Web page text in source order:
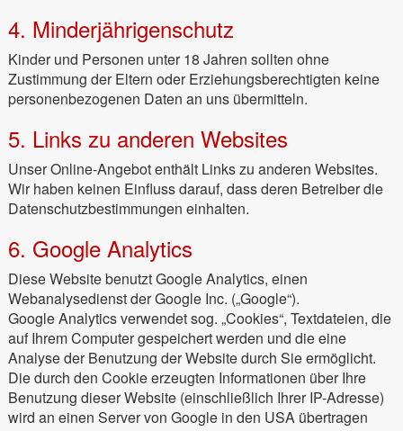
4. Minderjährigenschutz
Kinder und Personen unter 18 Jahren sollten ohne
Zustimmung der Eltern oder Erziehungsberechtigten keine
personenbezogenen Daten an uns übermitteln.
5. Links zu anderen Websites
Unser Online-Angebot enthält Links zu anderen Websites.
Wir haben keinen Einfluss darauf, dass deren Betreiber die
Datenschutzbestimmungen einhalten.
6. Google Analytics
Diese Website benutzt Google Analytics, einen
Webanalysedienst der Google Inc. („Google“).
Google Analytics verwendet sog. „Cookies“, Textdateien, die
auf Ihrem Computer gespeichert werden und die eine
Analyse der Benutzung der Website durch Sie ermöglicht.
Die durch den Cookie erzeugten Informationen über Ihre
Benutzung dieser Website (einschließlich Ihrer IP-Adresse)
wird an einen Server von Google in den USA übertragen